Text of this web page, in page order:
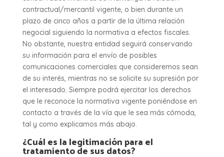
contractual/mercantil vigente, o bien durante un
plazo de cinco años a partir de la última relación
negocial siguiendo la normativa a efectos fiscales.
No obstante, nuestra entidad seguirá conservando
su información para el envío de posibles
comunicaciones comerciales que consideremos sean
de su interés, mientras no se solicite su supresión por
el interesado. Siempre podrá ejercitar los derechos
que le reconoce la normativa vigente poniéndose en
contacto a través de la vía que le sea más cómoda,
tal y como explicamos más abajo.
¿Cuál es la legitimación para el
tratamiento de sus datos?